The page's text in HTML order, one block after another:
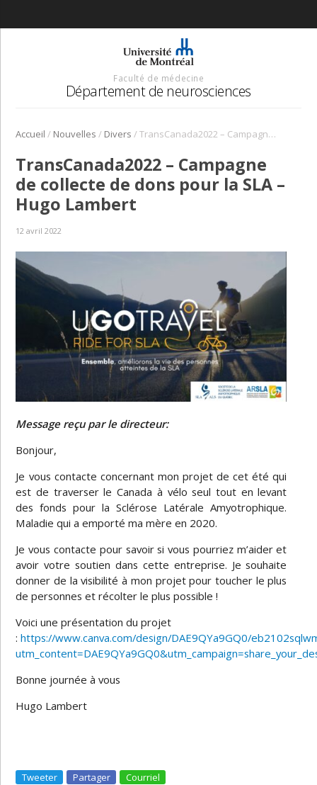
Faculté de médecine
Département de neurosciences
Accueil / Nouvelles / Divers / TransCanada2022 – Campagne de collecte de dons pour la SLA – Hugo Lambert
TransCanada2022 – Campagne
de collecte de dons pour la SLA –
Hugo Lambert
12 avril 2022
Message reçu par le directeur:
Bonjour,
Je vous contacte concernant mon projet de cet été qui
est de traverser le Canada à vélo seul tout en levant
des fonds pour la Sclérose Latérale Amyotrophique.
Maladie qui a emporté ma mère en 2020.
Je vous contacte pour savoir si vous pourriez m’aider et
avoir votre soutien dans cette entreprise. Je souhaite
donner de la visibilité à mon projet pour toucher le plus
de personnes et récolter le plus possible !
Voici une présentation du projet
:https://www.canva.com/design/DAE9QYa9GQ0/
Bonne journée à vous
Hugo Lambert
Tweeter Partager Courriel